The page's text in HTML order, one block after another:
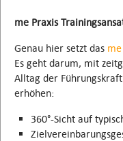
me Praxis
Genau hier setzt das me
Es geht darum, mit
Alltag der
erhöhen:
360°-Sicht auf